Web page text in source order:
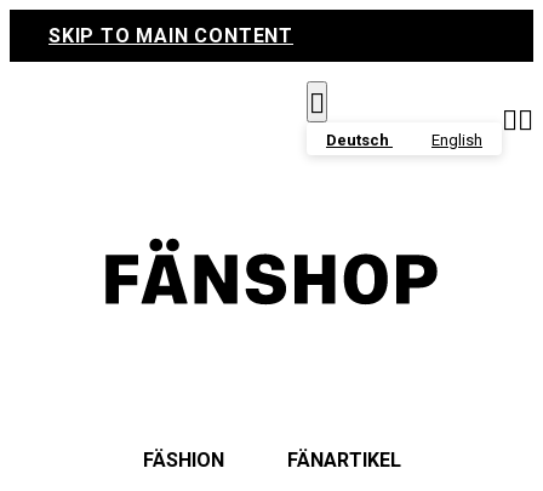
SKIP TO MAIN CONTENT

Deutsch English

FÄSHION FÄNARTIKEL